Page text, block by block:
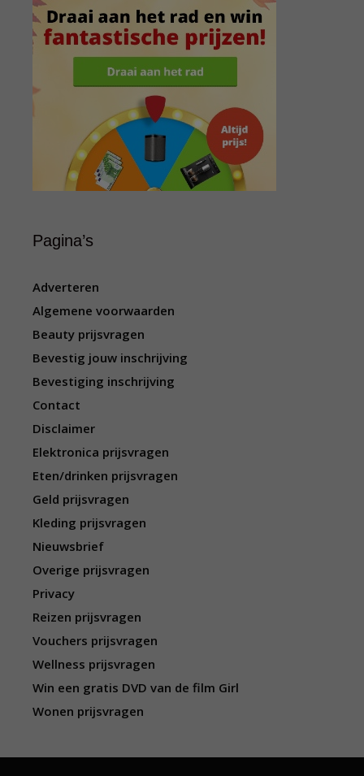
Pagina’s
Adverteren
Algemene voorwaarden
Beauty prijsvragen
Bevestig jouw inschrijving
Bevestiging inschrijving
Contact
Disclaimer
Elektronica prijsvragen
Eten/drinken prijsvragen
Geld prijsvragen
Kleding prijsvragen
Nieuwsbrief
Overige prijsvragen
Privacy
Reizen prijsvragen
Vouchers prijsvragen
Wellness prijsvragen
Win een gratis DVD van de film Girl
Wonen prijsvragen